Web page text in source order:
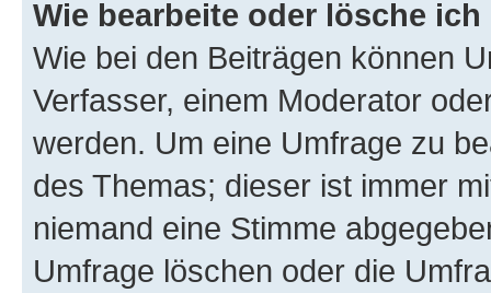
Wie bearbeite oder lösche
Wie bei den Beiträgen können
Verfasser, einem Moderator
werden. Um eine Umfrage zu
des Themas; dieser ist immer
niemand eine Stimme
Umfrage löschen oder die